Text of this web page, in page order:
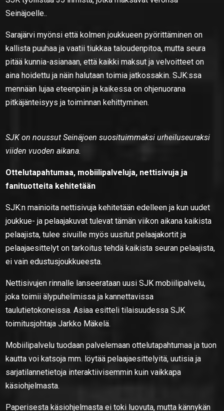
Seinäjoelle..
Sarajärvi myönsi että kolmen joukkueen pyörittäminen on
kallista puuhaa ja vaatii tiukkaa taloudenpitoa, mutta seura
pitää kunnia-asianaan, että kaikki maksut ja velvoitteet on
aina hoidettu ja näin halutaan toimia jatkossakin. SJK:ssa
mennään lujaa eteenpäin ja kaikessa on ohjenuorana
pitkäjänteisyys ja toiminnan kehittyminen.
SJK on noussut Seinäjoen suosituimmaksi urheiluseuraksi
viiden vuoden aikana.
Ottelutapahtumaa, mobiilipalveluja, nettisivuja ja
fanituotteita kehitetään
SJK:n mainioita nettisivuja kehitetään edelleen ja kun uudet
joukkue- ja pelaajakuvat tulevat tämän viikon aikana kaikista
pelaajista, tulee sivuille myös uusitut pelaajakortit ja
pelaajaesittelyt on tarkoitus tehdä kaikista seuran pelaajista,
ei vain edustusjoukkueesta.
Nettisivujen rinnalle lanseerataan uusi SJK mobiilipalvelu,
joka toimii älypuhelimissa ja kannettavissa
taulutietokoneissa. Asiaa esitteli tilaisuudessa SJK
toimitusjohtaja Jarkko Mäkelä.
Mobiilipalvelu tuodaan palvelemaan ottelutapahtumaa ja tuon
kautta voi katsoja mm. löytää pelaajaesittelyitä, uutisia ja
sarjatilannetietoja interaktiivisemmin kuin vaikkapa
käsiohjelmasta.
Paperisesta käsiohjelmasta ei toki luovuta, mutta kännykän